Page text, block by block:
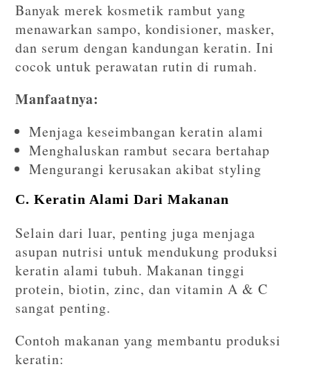
Banyak merek kosmetik rambut yang
menawarkan sampo, kondisioner, masker,
dan serum dengan kandungan keratin. Ini
cocok untuk perawatan rutin di rumah.
Manfaatnya:
Menjaga keseimbangan keratin alami
Menghaluskan rambut secara bertahap
Mengurangi kerusakan akibat styling
C. Keratin Alami Dari Makanan
Selain dari luar, penting juga menjaga
asupan nutrisi untuk mendukung produksi
keratin alami tubuh. Makanan tinggi
protein, biotin, zinc, dan vitamin A & C
sangat penting.
Contoh makanan yang membantu produksi
keratin: